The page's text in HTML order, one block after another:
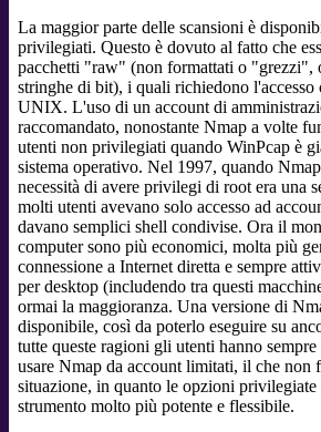
La maggior parte delle scansioni è
privilegiati. Questo è dovuto al fatto che
pacchetti "raw" (non formattati o "grezzi",
stringhe di bit), i quali richiedono l'accesso
UNIX. L'uso di un account di
raccomandato, nonostante Nmap a volte
utenti non privilegiati quando WinPcap è
sistema operativo. Nel 1997, quando
necessità di avere privilegi di root era una
molti utenti avevano solo accesso ad
davano semplici shell condivise. Ora il
computer sono più economici, molta più
connessione a Internet diretta e sempre
per desktop (includendo tra questi
ormai la maggioranza. Una versione di
disponibile, così da poterlo eseguire su
tutte queste ragioni gli utenti hanno sempre
usare Nmap da account limitati, il che non
situazione, in quanto le opzioni
strumento molto più potente e flessibile.